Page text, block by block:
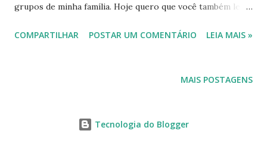
grupos de minha família. Hoje quero que você também leia
triste pandemia. Sinta-se abraçada/o. Confira: Tudo na vida,
grande abraço, amanhã você pode não estar mais aqui. É
COMPARTILHAR POSTAR UM COMENTÁRIO LEIA MAIS »
MAIS POSTAGENS
Tecnologia do Blogger